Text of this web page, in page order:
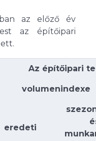
az előző év
az építőipari
Az építőipari
volumenindexe
eredeti